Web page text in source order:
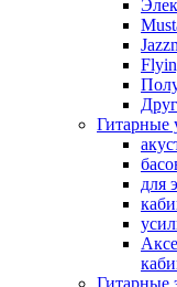
Гитарные
для
Гитарные